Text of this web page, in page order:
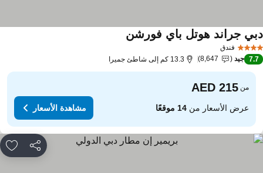
فندق
جراند هوتل باي فورشن
7.7 جيد 8,647 13.3 كم إلى شاطئ جميرا
من
عرض الأسعار من14 موقعًا مشاهدة الأسعار
مشاركة